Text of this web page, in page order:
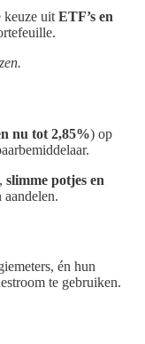
keuze uit ETF’s en
nu tot 2,85%) op
slimme potjes en
én hun
te gebruiken.